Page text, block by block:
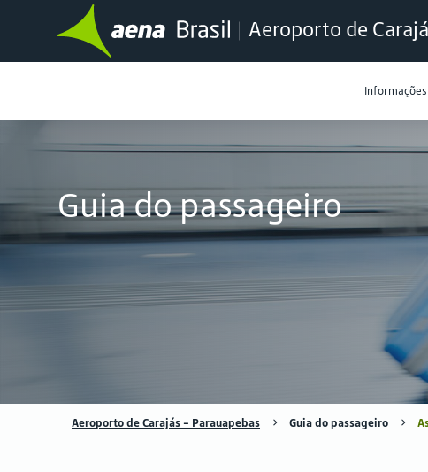
Aeroporto de
Guia do passageiro
Aeroporto de Carajás – Parauapebas Guia do passageiro